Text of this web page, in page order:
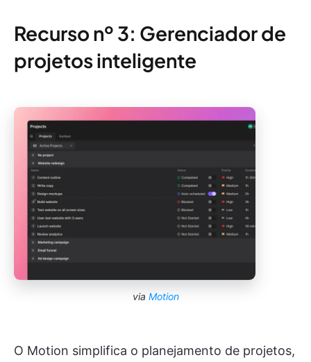
Recurso nº 3: Gerenciador de
projetos inteligente
via Motion
O Motion simplifica o planejamento de projetos,